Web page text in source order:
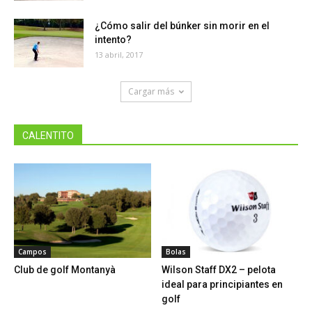
¿Cómo salir del búnker sin morir en el
intento?
13 abril, 2017
Cargar más
CALENTITO
Campos
Club de golf Montanyà
Bolas
Wilson Staff DX2 – pelota
ideal para principiantes en
golf